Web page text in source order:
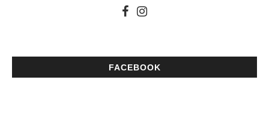
FACEBOOK